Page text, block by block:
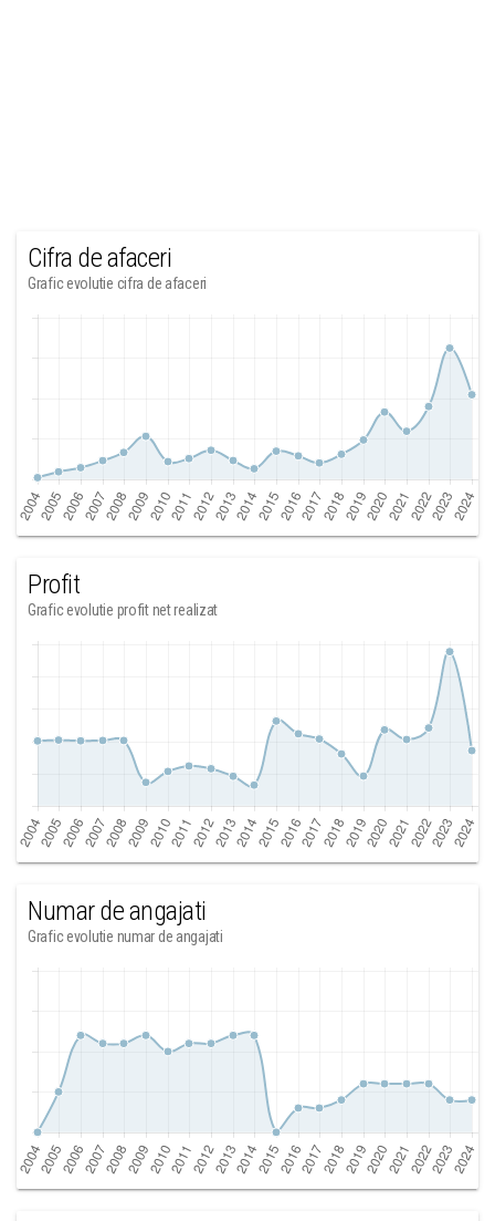
Cifra de afaceri
Grafic evolutie cifra de afaceri
Profit
Grafic evolutie profit net realizat
Numar de angajati
Grafic evolutie numar de angajati